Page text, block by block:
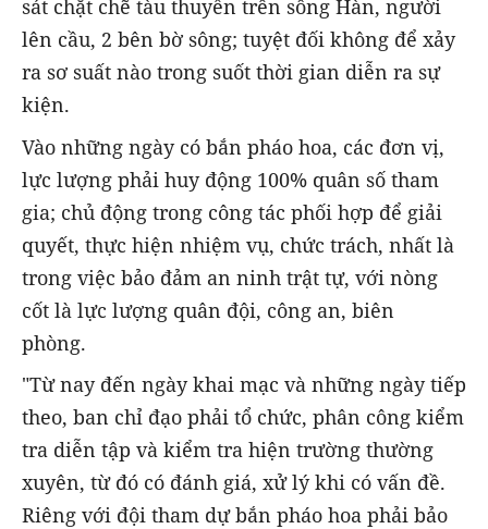
sát chặt chẽ tàu thuyền trên sông Hàn, người
lên cầu, 2 bên bờ sông; tuyệt đối không để xảy
ra sơ suất nào trong suốt thời gian diễn ra sự
kiện.
Vào những ngày có bắn pháo hoa, các đơn vị,
lực lượng phải huy động 100% quân số tham
gia; chủ động trong công tác phối hợp để giải
quyết, thực hiện nhiệm vụ, chức trách, nhất là
trong việc bảo đảm an ninh trật tự, với nòng
cốt là lực lượng quân đội, công an, biên
phòng.
"Từ nay đến ngày khai mạc và những ngày tiếp
theo, ban chỉ đạo phải tổ chức, phân công kiểm
tra diễn tập và kiểm tra hiện trường thường
xuyên, từ đó có đánh giá, xử lý khi có vấn đề.
Riêng với đội tham dự bắn pháo hoa phải bảo